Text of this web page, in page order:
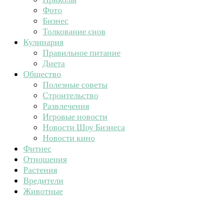
Фото
Бизнес
Толкование снов
Кулинария
Правильное питание
Диета
Общество
Полезные советы
Строительство
Развлечения
Игровые новости
Новости Шоу Бизнеса
Новости кино
Фитнес
Отношения
Растения
Вредители
Животные